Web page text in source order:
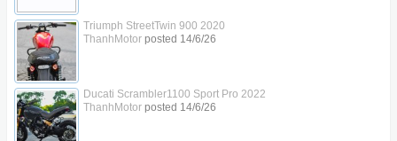
Triumph StreetTwin 900 2020
ThanhMotorposted 14/6/26
Ducati Scrambler1100 Sport Pro 2022
ThanhMotorposted 14/6/26